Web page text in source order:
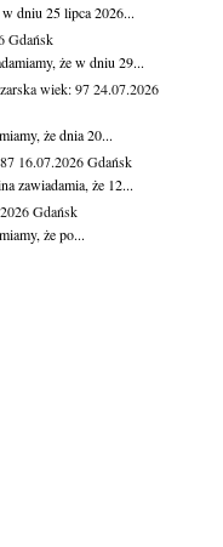
dniu 25 lipca 2026...
Gdańsk
że w dniu 29...
wiek: 9724.07.2026
że dnia 20...
16.07.2026Gdańsk
zawiadamia, że 12...
Gdańsk
że po...